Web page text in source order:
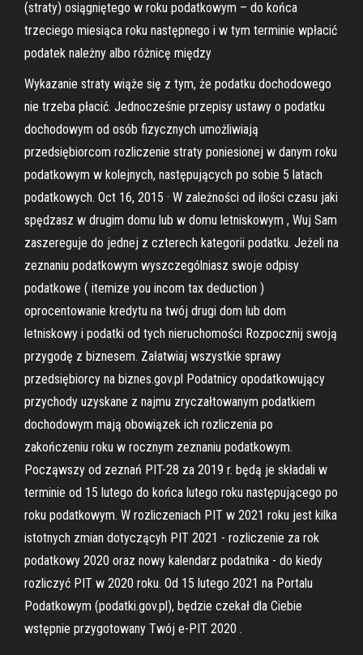
(straty) osiągniętego w roku podatkowym – do końca
trzeciego miesiąca roku następnego i w tym terminie wpłacić
podatek należny albo różnicę między
Wykazanie straty wiąże się z tym, że podatku dochodowego
nie trzeba płacić. Jednocześnie przepisy ustawy o podatku
dochodowym od osób fizycznych umożliwiają
przedsiębiorcom rozliczenie straty poniesionej w danym roku
podatkowym w kolejnych, następujących po sobie 5 latach
podatkowych. Oct 16, 2015 · W zależności od ilości czasu jaki
spędzasz w drugim domu lub w domu letniskowym , Wuj Sam
zaszereguje do jednej z czterech kategorii podatku. Jeżeli na
zeznaniu podatkowym wyszczególniasz swoje odpisy
podatkowe ( itemize you incom tax deduction )
oprocentowanie kredytu na twój drugi dom lub dom
letniskowy i podatki od tych nieruchomości Rozpocznij swoją
przygodę z biznesem. Załatwiaj wszystkie sprawy
przedsiębiorcy na biznes.gov.pl Podatnicy opodatkowujący
przychody uzyskane z najmu zryczałtowanym podatkiem
dochodowym mają obowiązek ich rozliczenia po
zakończeniu roku w rocznym zeznaniu podatkowym.
Począwszy od zeznań PIT-28 za 2019 r. będą je składali w
terminie od 15 lutego do końca lutego roku następującego po
roku podatkowym. W rozliczeniach PIT w 2021 roku jest kilka
istotnych zmian dotyczącyh PIT 2021 - rozliczenie za rok
podatkowy 2020 oraz nowy kalendarz podatnika - do kiedy
rozliczyć PIT w 2020 roku. Od 15 lutego 2021 na Portalu
Podatkowym (podatki.gov.pl), będzie czekał dla Ciebie
wstępnie przygotowany Twój e-PIT 2020 .